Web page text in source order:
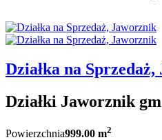
Działka na
Działki Jaworznik
Powierzchnia999.00 m2